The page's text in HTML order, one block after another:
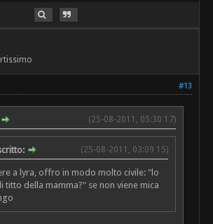
#13
(25-08-2011, 05:30 17)
(25-08-2011, 03:09 15)
a lyra, offro in modo molto civile: "lo
titto della mamma?" se non viene mica